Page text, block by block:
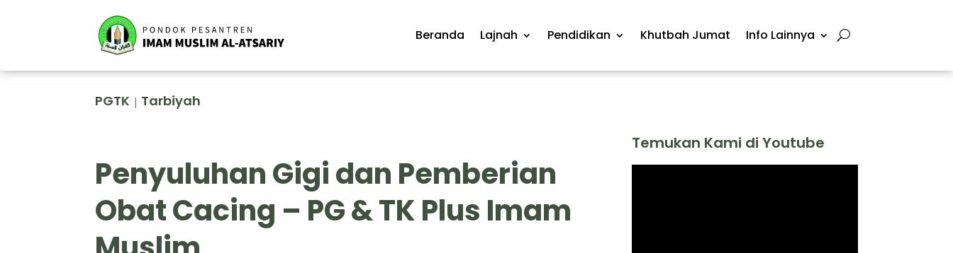
Beranda Lajnah Pendidikan Khutbah Jumat Info Lainnya
PGTK | Tarbiyah
Penyuluhan Gigi dan Pemberian
Obat Cacing – PG & TK Plus Imam
Temukan Kami di Youtube